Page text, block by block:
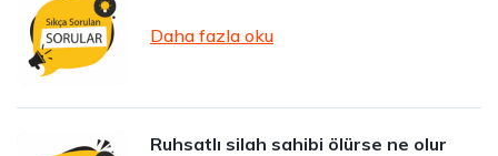
Daha fazla oku
Ruhsatlı silah sahibi ölürse ne olur